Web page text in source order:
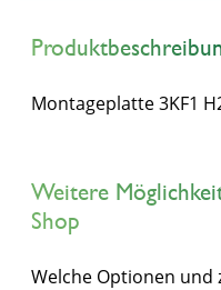
Montageplatte 3KF1
Weitere
Shop
Welche Optionen und